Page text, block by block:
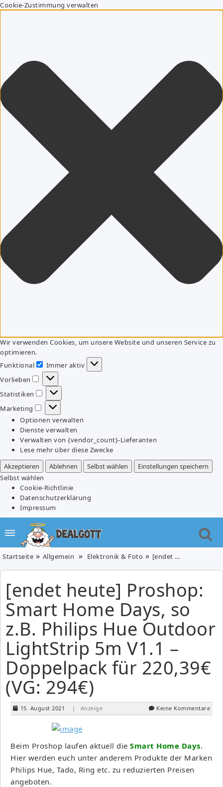
Cookie-Zustimmung verwalten
Wir verwenden Cookies, um unsere Website und unseren Service zu
optimieren.
Funktional
Funktional
Immer aktiv
Vorlieben
Vorlieben
Statistiken
Statistiken
Marketing
Marketing
Optionen verwalten
Dienste verwalten
Verwalten von {vendor_count}-Lieferanten
Lese mehr über diese Zwecke
Akzeptieren
Ablehnen Selbst wählen
Einstellungen speichern
Selbst wählen
Cookie-Richtlinie
Datenschutzerklärung
Impressum
Startseite Allgemein Elektronik & Foto [endet heute] Proshop: Smart Home Days, so z.B. Philips Hue Outdoor LightStrip 5m V1.1 – Doppelpack für 220,39€ (VG: 294€)
[endet heute] Proshop:
Smart Home Days, so
z.B. Philips Hue Outdoor
LightStrip 5m V1.1 –
Doppelpack für 220,39€
(VG: 294€)
15. August 2021 | Anzeige Keine Kommentare
Beim Proshop laufen aktuell die Smart Home Days.
Hier werden euch unter anderem Produkte der Marken
Philips Hue, Tado, Ring etc. zu reduzierten Preisen
angeboten.